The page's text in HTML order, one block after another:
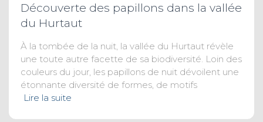
Découverte des papillons dans la vallée
du Hurtaut
À la tombée de la nuit, la vallée du Hurtaut révèle
une toute autre facette de sa biodiversité. Loin des
couleurs du jour, les papillons de nuit dévoilent une
étonnante diversité de formes, de motifs
Lire la suite